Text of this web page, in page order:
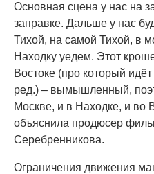
Основная сцена у нас на
заправке. Дальше у нас
Тихой, на самой Тихой, в
Находку уедем. Этот
Востоке (про который
ред.) – вымышленный,
Москве, и в Находке, и во
объяснила продюсер
Серебренникова.
Ограничения движения